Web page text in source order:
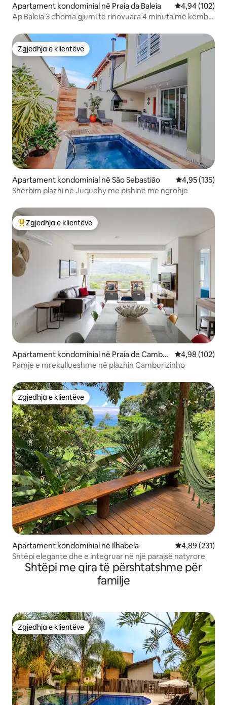
Apartament kondominial në Praia da Baleia Vlerësimi
4,94 (102)
Ap Baleia 3 dhoma gjumi të rinovuara 4 minuta më këmbë
Zgjedhja e klientëve
Zgjedhja e klientëve
Apartament kondominial në São Sebastião Vlerësimi
4,95 (135)
Shërbim plazhi në Juquehy me pishinë me ngrohje
Më të mirat e zgjedhjeve të klientëve
Zgjedhja e klientëve
Apartament kondominial në Praia de Cambur
i
Vlerësimi
4,98 (102)
Pamje e mrekullueshme në plazhin Camburizinho
Zgjedhja e klientëve
Zgjedhja e klientëve
Apartament kondominial në Ilhabela Vlerësimi
4,89 (231)
Shtëpi elegante dhe e integruar në një parajsë natyrore
Shtëpi me qira të përshtatshme për
familje
Zgjedhja e klientëve
Zgjedhja e klientëve